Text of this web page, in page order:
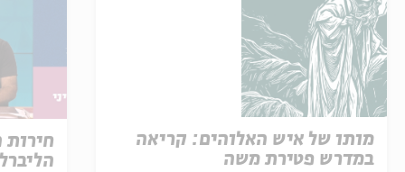
מותו של איש האלוהים: קריאה
במדרש פטירת משה